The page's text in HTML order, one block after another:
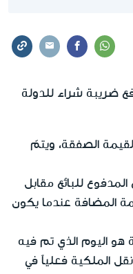
ضريبة شراء للدولة
الصفقة، ويتمّ
للبائع مقابل
المضافة عندما يكون
هو اليوم الذي تم فيه
الملكية فعلياً في